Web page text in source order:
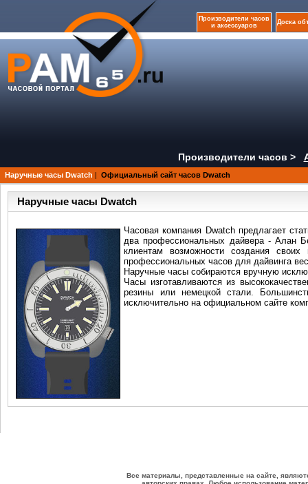
Производители часов
и аксессуаров
Доска
Производители часов >
Наручные часы Dwatch | Официальный сайт часов Dwatch
Наручные часы Dwatch
Часовая компания Dwatch предлагает
два профессиональных дайвера - Алан
клиентам возможности создания
профессиональных часов для дайвинга
Наручные часы собираются вручную
Часы изготавливаются из
резины или немецкой стали.
исключительно на официальном сайте
Все материалы, представленные на сайте,